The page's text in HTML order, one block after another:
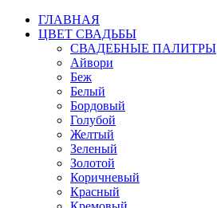
ГЛАВНАЯ
ЦВЕТ СВАДЬБЫ
СВАДЕБНЫЕ ПАЛИТРЫ
Айвори
Беж
Белый
Бордовый
Голубой
Желтый
Зеленый
Золотой
Коричневый
Красный